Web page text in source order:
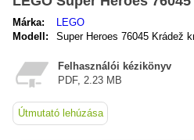
Márka:
LEGO
Modell:
Super Heroes 76045 Krádež
Felhasználói kézikönyv
PDF, 2.23 MB
Útmutató lehúzása